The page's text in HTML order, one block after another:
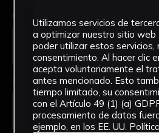
Código Postal *
País *
Utilizamos servicios de
a optimizar nuestro sitio web
poder utilizar estos servicios,
consentimiento. Al hacer clic
acepta voluntariamente el
antes mencionado. Esto
tiempo limitado, su
con el Artículo 49 (1) (a)
procesamiento de datos
ejemplo, en los EE. UU.